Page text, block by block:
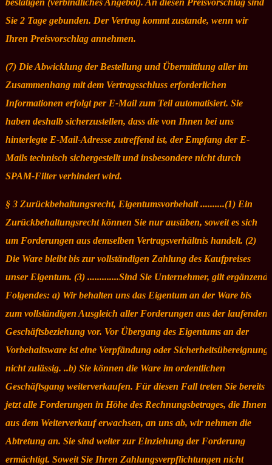
bestätigen (verbindliches Angebot). An diesen Preisvorschlag sind
Sie 2 Tage gebunden. Der Vertrag kommt zustande, wenn wir
Ihren Preisvorschlag annehmen.
(7) Die Abwicklung der Bestellung und Übermittlung aller im
Zusammenhang mit dem Vertragsschluss erforderlichen
Informationen erfolgt per E-Mail zum Teil automatisiert. Sie
haben deshalb sicherzustellen, dass die von Ihnen bei uns
hinterlegte E-Mail-Adresse zutreffend ist, der Empfang der E-
Mails technisch sichergestellt und insbesondere nicht durch
SPAM-Filter verhindert wird.
§ 3 Zurückbehaltungsrecht, Eigentumsvorbehalt ..........(1) Ein
Zurückbehaltungsrecht können Sie nur ausüben, soweit es sich
um Forderungen aus demselben Vertragsverhältnis handelt. (2)
Die Ware bleibt bis zur vollständigen Zahlung des Kaufpreises
unser Eigentum. (3) .............Sind Sie Unternehmer, gilt ergänzend
Folgendes: a) Wir behalten uns das Eigentum an der Ware bis
zum vollständigen Ausgleich aller Forderungen aus der laufenden
Geschäftsbeziehung vor. Vor Übergang des Eigentums an der
Vorbehaltsware ist eine Verpfändung oder Sicherheitsübereignung
nicht zulässig. ..b) Sie können die Ware im ordentlichen
Geschäftsgang weiterverkaufen. Für diesen Fall treten Sie bereits
jetzt alle Forderungen in Höhe des Rechnungsbetrages, die Ihnen
aus dem Weiterverkauf erwachsen, an uns ab, wir nehmen die
Abtretung an. Sie sind weiter zur Einziehung der Forderung
ermächtigt. Soweit Sie Ihren Zahlungsverpflichtungen nicht